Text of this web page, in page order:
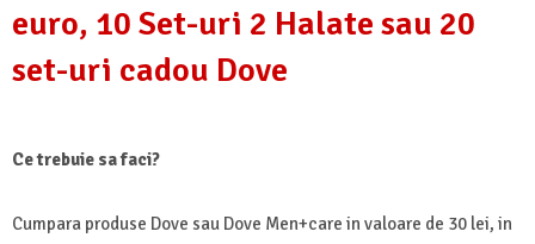
euro, 10 Set-uri 2 Halate sau 20
set-uri cadou Dove
Ce trebuie sa faci?
Cumpara produse Dove sau Dove Men+care in valoare de 30 lei, in